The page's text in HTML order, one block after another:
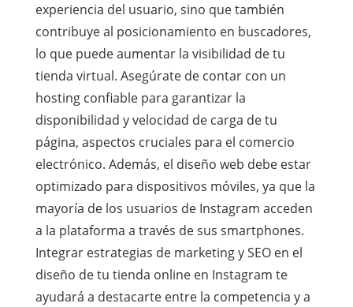
experiencia del usuario, sino que también
contribuye al posicionamiento en buscadores,
lo que puede aumentar la visibilidad de tu
tienda virtual. Asegúrate de contar con un
hosting confiable para garantizar la
disponibilidad y velocidad de carga de tu
página, aspectos cruciales para el comercio
electrónico. Además, el diseño web debe estar
optimizado para dispositivos móviles, ya que la
mayoría de los usuarios de Instagram acceden
a la plataforma a través de sus smartphones.
Integrar estrategias de marketing y SEO en el
diseño de tu tienda online en Instagram te
ayudará a destacarte entre la competencia y a